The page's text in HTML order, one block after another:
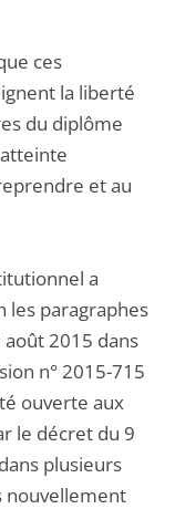
ces
la liberté
du diplôme
et au
a
les paragraphes
2015 dans
n° 2015-715
ouverte aux
le décret du 9
plusieurs
nouvellement